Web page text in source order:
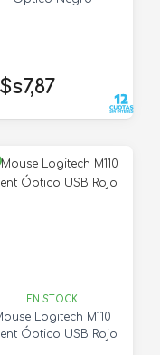
EN STOCK
Logitech M110
Óptico USB Rojo